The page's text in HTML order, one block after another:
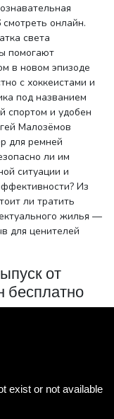
смотреть онлайн.
света
помогают
в новом эпизоде
с хоккеистами и
под названием
спортом и удобен
Малозёмов
для ремней
ли им
ситуации и
Из
ли тратить
жилья —
для ценителей
от
бесплатно